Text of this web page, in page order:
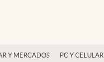
Y MERCADOS PC Y CELULAR